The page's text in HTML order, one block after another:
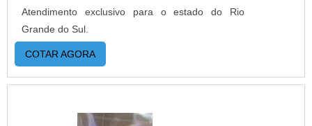
sacos a pronta entrega e venda fracionada, até
em pequenas quantidades. Para saber mais
informações, basta solicitar um orçamento..
Atendimento exclusivo para o estado do Rio
Grande do Sul.
COTAR AGORA